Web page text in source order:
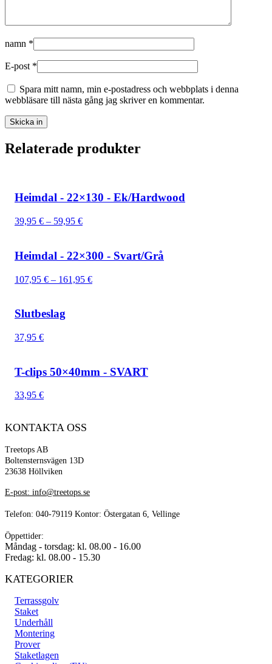
namn *
E-post *
Spara mitt namn, min e-postadress och webbplats i denna
webbläsare till nästa gång jag skriver en kommentar.
Relaterade produkter
Heimdal - 22×130 - Ek/Hardwood
39,95 € – 59,95 €Prisintervall:
59,95 €
Heimdal - 22×300 - Svart/Grå
107,95 € – 161,95 €Prisintervall:
Slutbeslag
37,95 €
T-clips 50×40mm - SVART
33,95 €
KONTAKTA OSS
Treetops AB
Boltensternsvägen 13D
23638 Höllviken
E-post: info@treetops.se
Telefon: 040-79119 Kontor: Östergatan 6, Vellinge
Öppettider:
Måndag - torsdag: kl. 08.00 - 16.00
Fredag: kl. 08.00 - 15.30
KATEGORIER
Terrassgolv
Staket
Underhåll
Montering
Prover
Staketlagen